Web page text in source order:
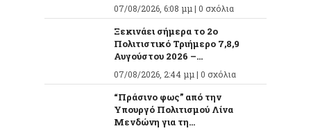
07/08/2026, 6:08 μμ | 0 σχόλια
Ξεκινάει σήμερα το 2ο
Πολιτιστικό Τριήμερο 7,8,9
Αυγούστου 2026 –...
07/08/2026, 2:44 μμ | 0 σχόλια
“Πράσινο φως” από την
Υπουργό Πολιτισμού Λίνα
Μενδώνη για τη...